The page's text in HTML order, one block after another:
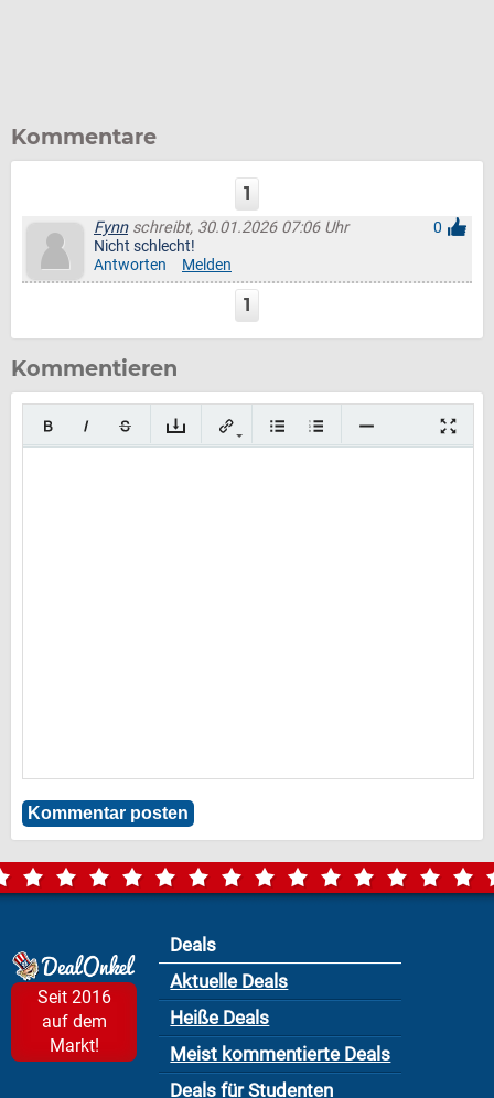
Kommentare
1
Fynnschreibt, 30.01.2026 07:06 Uhr
0
Nicht schlecht!
Antworten
Melden
1
Kommentieren
Seit 2016
auf dem
Markt!
Deals
Aktuelle Deals
Heiße Deals
Meist kommentierte Deals
Deals für Studenten